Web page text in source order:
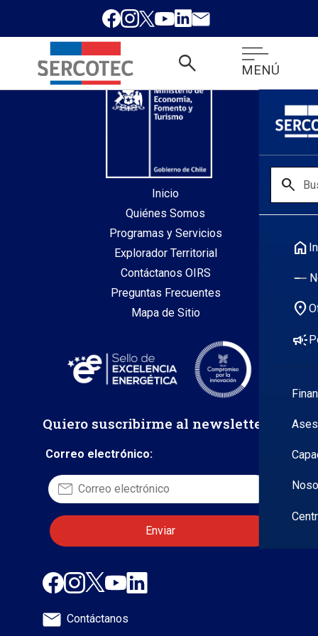
search MENÚ
search
home
location_on
campaign
desde index.php
Inicio
Quiénes Somos
Programas y Servicios
Explorador Territorial
Contáctanos OIRS
Preguntas Frecuentes
Mapa de Sitio
Quiero suscribirme al newsletter
Correo electrónico:
Contáctanos